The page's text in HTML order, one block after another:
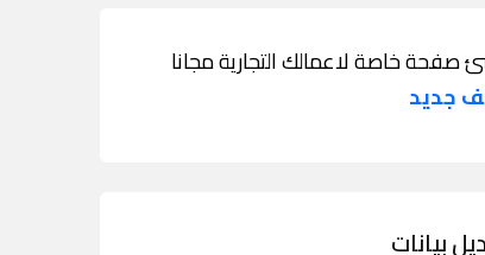
صفحة خاصة لاعمالك التجارية مجانا
جديد
بيانات